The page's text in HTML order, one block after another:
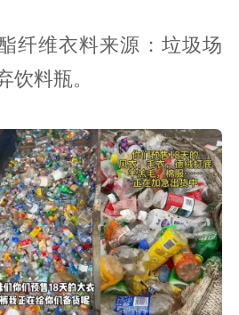
纤维衣料来源：垃圾场
饮料瓶。